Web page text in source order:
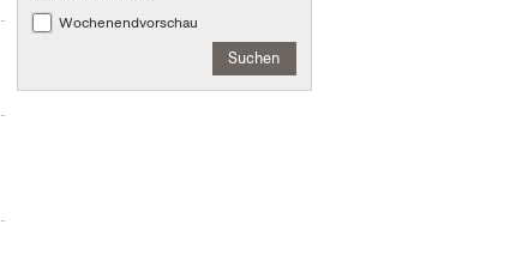
Wochenendvorschau
Suchen